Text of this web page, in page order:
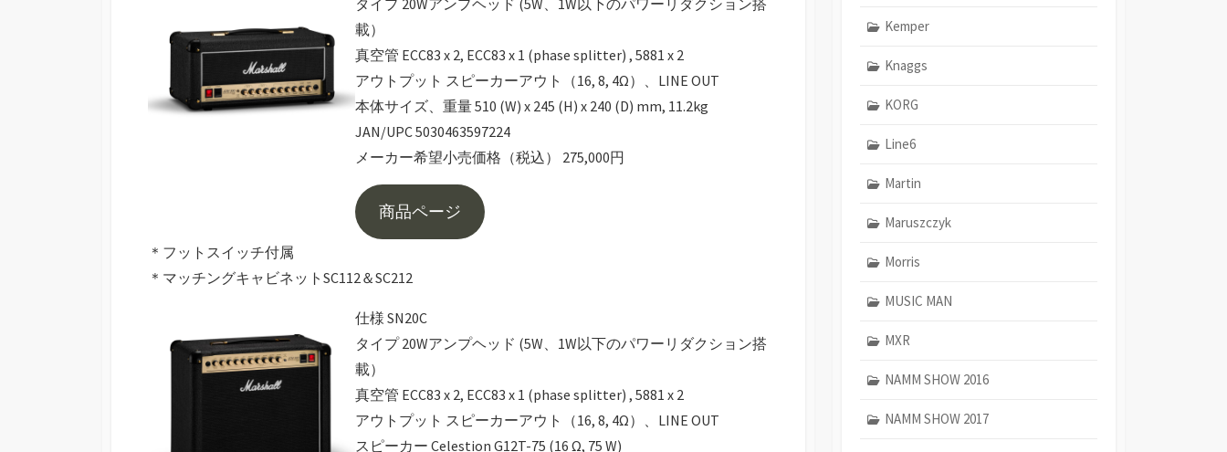
タイプ 20Wアンプヘッド (5W、1W以下のパワーリダクション搭
載）
真空管 ECC83 x 2, ECC83 x 1 (phase splitter) , 5881 x 2
アウトプット スピーカーアウト（16, 8, 4Ω）、LINE OUT
本体サイズ、重量 510 (W) x 245 (H) x 240 (D) mm, 11.2kg
JAN/UPC 5030463597224
メーカー希望小売価格（税込） 275,000円
商品ページ
＊フットスイッチ付属
＊マッチングキャビネットSC112＆SC212
仕様 SN20C
タイプ 20Wアンプヘッド (5W、1W以下のパワーリダクション搭
載）
真空管 ECC83 x 2, ECC83 x 1 (phase splitter) , 5881 x 2
アウトプット スピーカーアウト（16, 8, 4Ω）、LINE OUT
スピーカー Celestion G12T-75 (16 Ω, 75 W)
Kemper
Knaggs
KORG
Line6
Martin
Maruszczyk
Morris
MUSIC MAN
MXR
NAMM SHOW 2016
NAMM SHOW 2017